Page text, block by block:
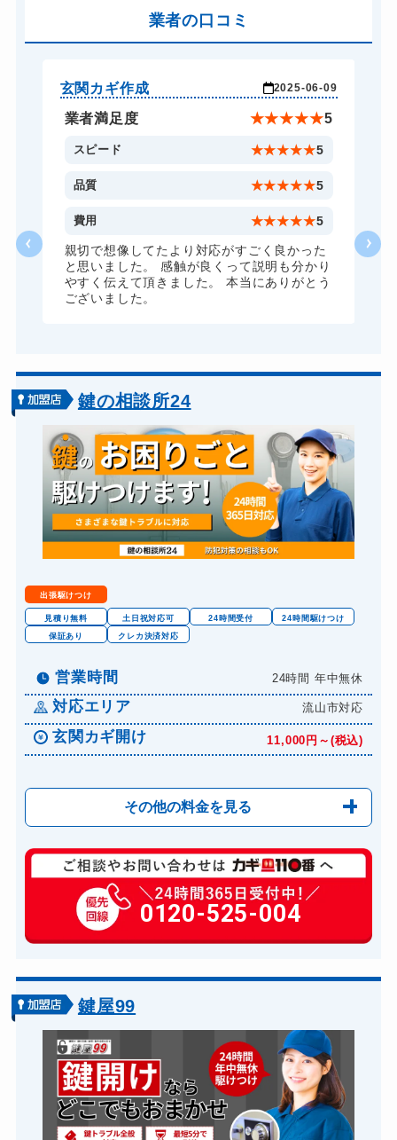
バイクカギ開け
スーツケースカギ開け 13,200円～(税込)
スーツケースカギ作成 19,800円～(税込)
金庫カギ開け 13,200円～(税込)
金庫カギ修理 16,500円～(税込)
13,200円～(税込)
ドアノブカギ開け 16,500円～(税込)
ドアノブカギ作成
業者の口コミ
玄関カギ作成 2025-06-09
業者満足度 ★★★★★5
スピード ★★★★★5
品質 ★★★★★5
費用 ★★★★★5
親切で想像してたより対応がすごく良かった
と思いました。 感触が良くって説明も分かり
やすく伝えて頂きました。 本当にありがとう
ございました。
鍵の相談所24
出張駆けつけ
見積り無料 土日祝対応可 24時間受付
24時間駆けつけ
保証あり
クレカ決済対応
営業時間 24時間 年中無休
対応エリア 流山市対応
玄関カギ開け 11,000円～(税込)
その他の料金を見る
玄関カギ修理 6,600円～(税込)
玄関カギ作成 別途お見積り
玄関カギ交換 14,300円～(税込)
バイクカギ開け
バイクカギ作成 16,500円～(税込)
スーツケースカギ開け 8,8000円～(税込)
スーツケースカギ作成 8,8000円～(税込)
金庫カギ開け 14,300円～(税込)
0120-525-004
鍵屋99